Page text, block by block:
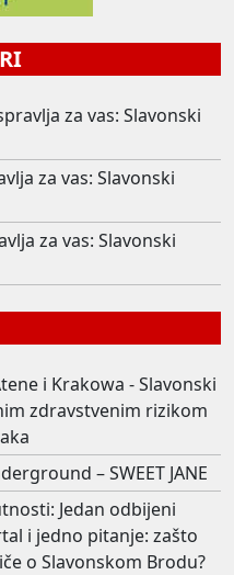
za vas: Slavonski
za vas: Slavonski
za vas: Slavonski
i Krakowa - Slavonski
zdravstvenim rizikom
– SWEET JANE
Jedan odbijeni
i jedno pitanje: zašto
o Slavonskom Brodu?